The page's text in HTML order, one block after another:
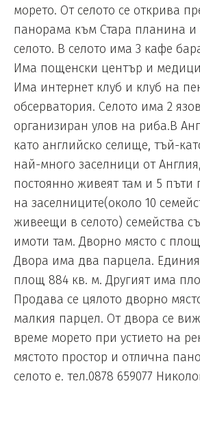
морето. От селото се открива
панорама към Стара планина и
селото. В селото има 3 кафе
Има пощенски център и
Има интернет клуб и клуб на
обсерватория. Селото има 2
организиран улов на риба.В
като английско селище, тъй-
най-много заселници от
постоянно живеят там и 5 пъти
на заселниците(около 10
живеещи в селото) семейства
имоти там. Дворно място с
Двора има два парцела.
площ 884 кв. м. Другият има
Продава се цялото дворно
малкия парцел. От двора се
време морето при устието на
мястото простор и отлична
селото е. тел.0878 659077